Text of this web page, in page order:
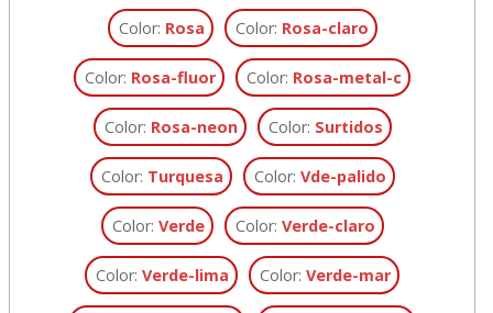
Color: Rosa Color: Rosa-claro
Color: Rosa-fluor Color: Rosa-metal-c
Color: Rosa-neon Color: Surtidos
Color: Turquesa Color: Vde-palido
Color: Verde Color: Verde-claro
Color:Verde-lima Color:Verde-mar